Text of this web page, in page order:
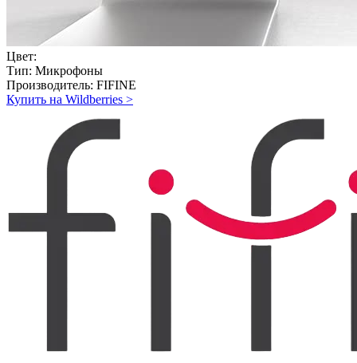
Цвет:
Тип: Микрофоны
Производитель: FIFINE
Купить на Wildberries >